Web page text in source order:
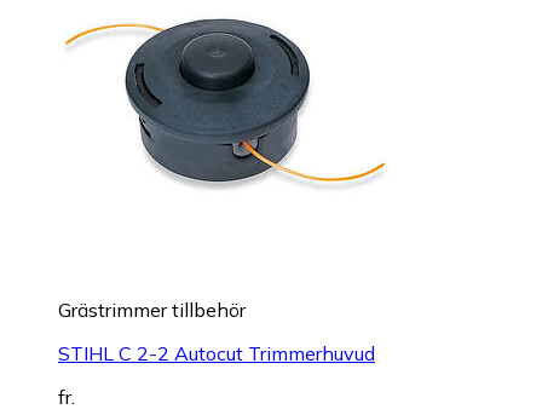
Grästrimmer tillbehör
STIHL C 2-2 Autocut Trimmerhuvud
fr.